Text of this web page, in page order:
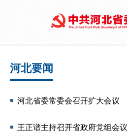
河北要闻
■ 河北省委常委会召开扩大会议
■ 王正谱主持召开省政府党组会议